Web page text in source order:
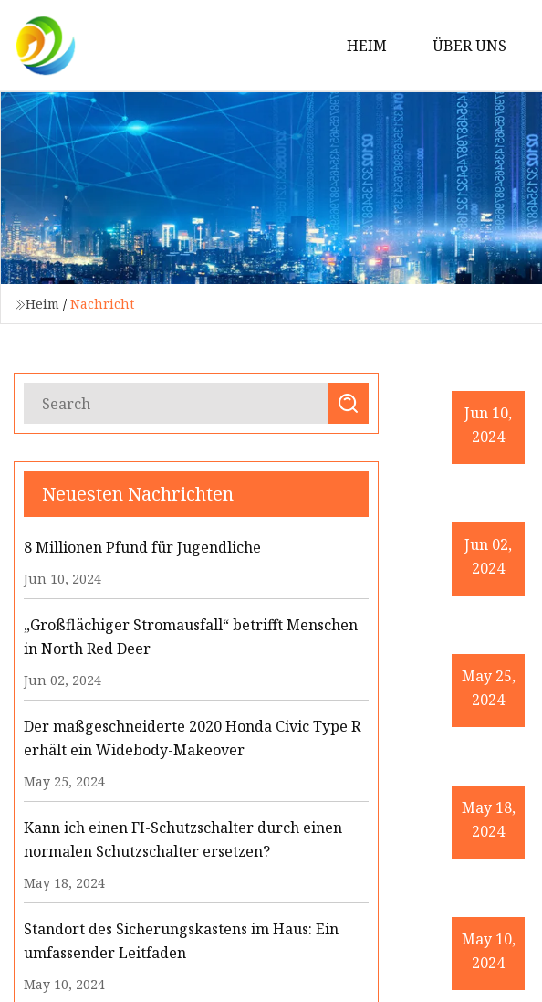
HEIM ÜBER UNS
Heim / Nachricht
Neuesten Nachrichten
8 Millionen Pfund für Jugendliche
Jun 10, 2024
„Großflächiger Stromausfall“ betrifft Menschen
in North Red Deer
Jun 02, 2024
Der maßgeschneiderte 2020 Honda Civic Type R
erhält ein Widebody-Makeover
May 25, 2024
Kann ich einen FI-Schutzschalter durch einen
normalen Schutzschalter ersetzen?
May 18, 2024
Standort des Sicherungskastens im Haus: Ein
umfassender Leitfaden
May 10, 2024
Jun 10,
2024
Jun 02,
2024
May 25,
2024
May 18,
2024
May 10,
2024